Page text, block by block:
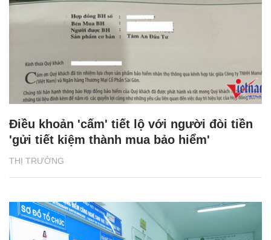
THỊ TRƯỜNG
Điều khoản 'cấm' tiết lộ với người đòi tiền
'gửi tiết kiệm thành mua bảo hiểm'